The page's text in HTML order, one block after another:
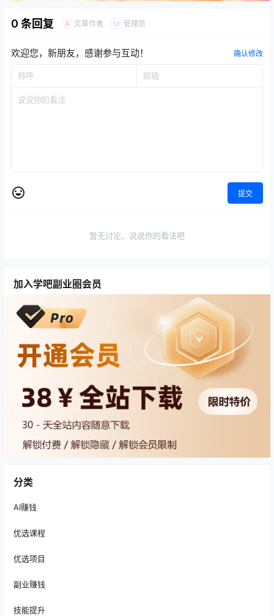
0 条回复 A 文章作者 M 管理员
欢迎您，新朋友，感谢参与互动！ 确认修改
提交
暂无讨论，说说你的看法吧
加入学吧副业圈会员
分类
AI赚钱
优选课程
优选项目
副业赚钱
技能提升